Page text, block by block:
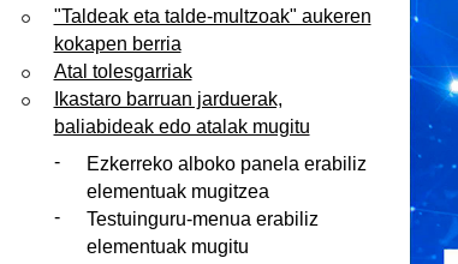
"Taldeak eta talde-multzoak" aukeren
kokapen berria
Atal tolesgarriak
Ikastaro barruan jarduerak,
baliabideak edo atalak mugitu
Ezkerreko alboko panela erabiliz
elementuak mugitzea
Testuinguru-menua erabiliz
elementuak mugitu